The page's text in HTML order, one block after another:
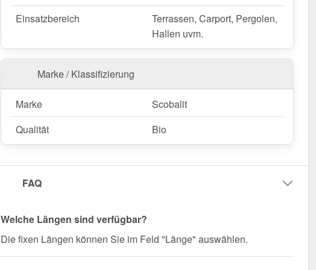
Einsatzbereich
Terrassen, Carport, Pergolen,
Hallen uvm.
Marke / Klassifizierung
Marke
Scobalit
Qualität
Bio
FAQ
Welche Längen sind verfügbar?
Die fixen Längen können Sie im Feld "Länge" auswählen.